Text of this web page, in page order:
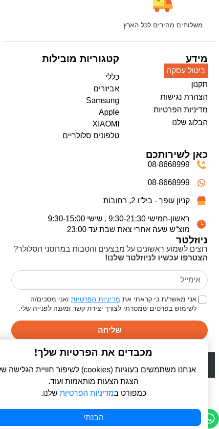
משלוחים מהירים לכל הארץ
ניוזלטר
רוצים לשמוע ראשונים על מבצעים והטבות במחסני הסלולר?
הצטרפו עכשיו לניוזלטר שלנו!
אני מאשר/ת כי קראתי אתמדיניות הפרטיותואני מסכים/ה
לשימוש בפרטים שמסרתי לצורך יצירת קשר ומענה לפנייה שלי.
שליחה
מידע
ביטול עסקה
תקנון
הצהרת נגישות
מדיניות הפרטיות
הבלוג שלנו
קטגוריות מובילות
כללי
אביזרים
Samsung
Apple
XIAOMI
טלפונים סלולריים
כאן לשירותכם
08-8668999
08-8668999
קניון עופר - ביל“ו 2, רחובות
ראשון-חמישי 9:30-21:30 , שישי 9:30-15:00
מוצ“ש שעה אחרי צאת שבת עד 23:00
WebDigital | וובדיגיטל - עיצוב ובניית אתרים
מכבדים את הפרטיות שלך!
אנחנו משתמשים בעוגיות (cookies) לשיפור חוויית הגלישה שלך,
הצגת הצעות מותאמות ועוד.
כמפורט במדיניות הפרטיותשלנו.
הבנתי